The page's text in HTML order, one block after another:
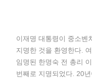
이재명 대통령이 중소벤
지명한 것을 환영한다.
임명된 한명숙 전 총리
번째로 지명되었다. 20